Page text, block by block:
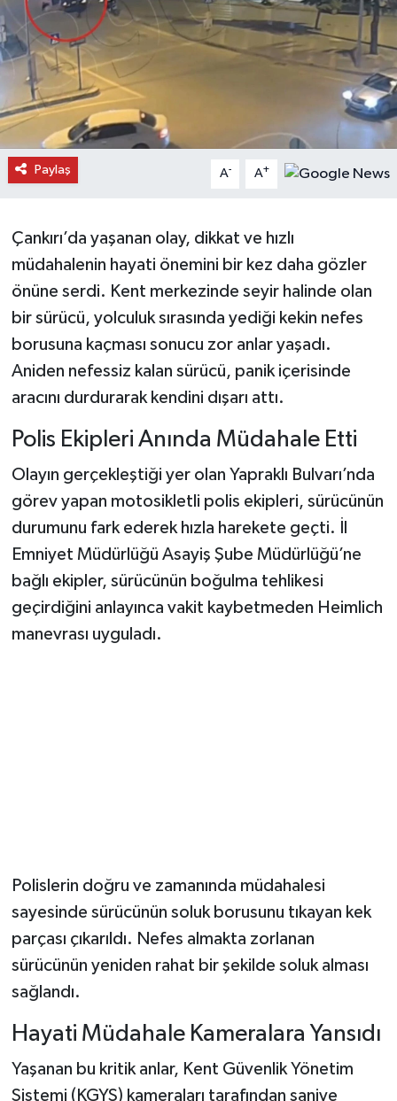
Paylaş A- A+
Çankırı’da yaşanan olay, dikkat ve hızlı
müdahalenin hayati önemini bir kez daha gözler
önüne serdi. Kent merkezinde seyir halinde olan
bir sürücü, yolculuk sırasında yediği kekin nefes
borusuna kaçması sonucu zor anlar yaşadı.
Aniden nefessiz kalan sürücü, panik içerisinde
aracını durdurarak kendini dışarı attı.
Polis Ekipleri Anında Müdahale Etti
Olayın gerçekleştiği yer olan Yapraklı Bulvarı’nda
görev yapan motosikletli polis ekipleri, sürücünün
durumunu fark ederek hızla harekete geçti. İl
Emniyet Müdürlüğü Asayiş Şube Müdürlüğü’ne
bağlı ekipler, sürücünün boğulma tehlikesi
geçirdiğini anlayınca vakit kaybetmeden Heimlich
manevrası uyguladı.
Polislerin doğru ve zamanında müdahalesi
sayesinde sürücünün soluk borusunu tıkayan kek
parçası çıkarıldı. Nefes almakta zorlanan
sürücünün yeniden rahat bir şekilde soluk alması
sağlandı.
Hayati Müdahale Kameralara Yansıdı
Yaşanan bu kritik anlar, Kent Güvenlik Yönetim
Sistemi (KGYS) kameraları tarafından saniye
Doğanyurt Haberleri
Hanönü Haberleri
İhsangazi Haberleri
İnebolu Haberleri
Merkez Haberleri
Şenpazar Haberleri
Seydiler Haberleri
Taşköprü Haberleri
Tosya Haberleri
Karadeniz Haberleri
Ulusal Haberler
Teknoloji Haberleri